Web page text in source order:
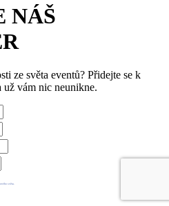
NÁŠ
ze světa eventů? Přidejte se k
už vám nic neunikne.
světa.